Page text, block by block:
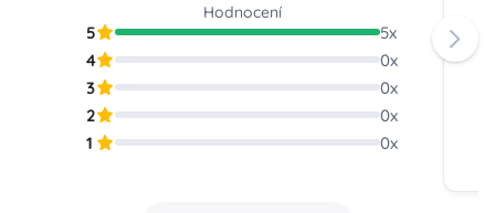
Hodnocení
5 5x
4
0x
3
0x
2
0x
1
0x